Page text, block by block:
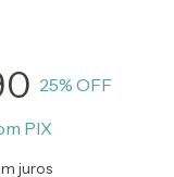
25% OFF
PIX
juros